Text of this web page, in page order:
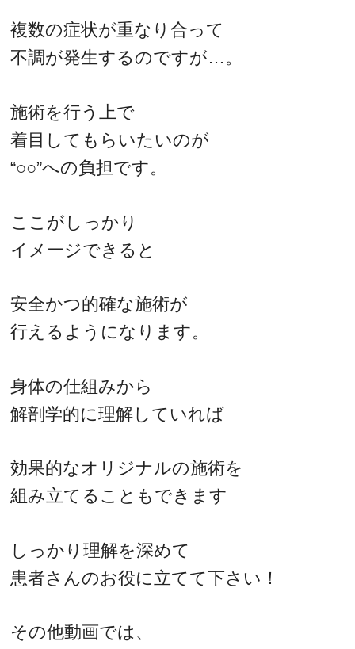
複数の症状が重なり合って
不調が発生するのですが…。
施術を行う上で
着目してもらいたいのが
“○○”への負担です。
ここがしっかり
イメージできると
安全かつ的確な施術が
行えるようになります。
身体の仕組みから
解剖学的に理解していれば
効果的なオリジナルの施術を
組み立てることもできます
しっかり理解を深めて
患者さんのお役に立てて下さい！
その他動画では、